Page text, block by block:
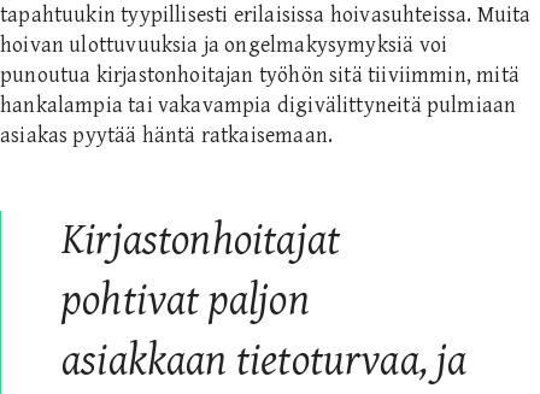
tapahtuukin tyypillisesti erilaisissa hoivasuhteissa. Muita
hoivan ulottuvuuksia ja ongelmakysymyksiä voi
punoutua kirjastonhoitajan työhön sitä tiiviimmin, mitä
hankalampia tai vakavampia digivälittyneitä pulmiaan
asiakas pyytää häntä ratkaisemaan.
Kirjastonhoitajat
pohtivat paljon
asiakkaan tietoturvaa, ja